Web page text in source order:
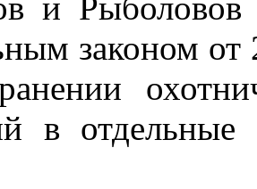
и
законом
в отдельные